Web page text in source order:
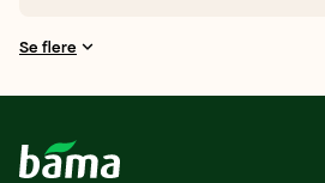
Se flere